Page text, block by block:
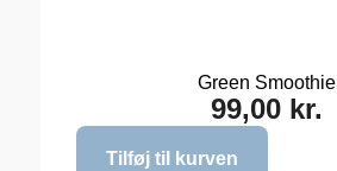
Green Smoothie
99,00 kr.
Tilføj til kurven